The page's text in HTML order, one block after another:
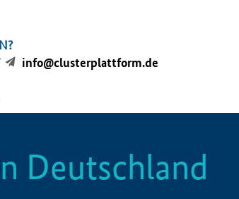
info@clusterplattform.de
Deutschland